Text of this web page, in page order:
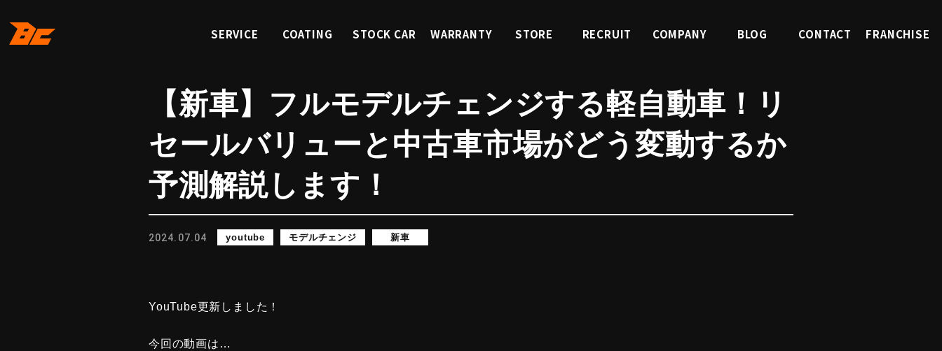
SERVICE
COATING
STOCK CAR
WARRANTY
STORE
RECRUIT
COMPANY
BLOG
CONTACT
FRANCHISE
【新車】フルモデルチェンジする軽自動車！リ
セールバリューと中古車市場がどう変動するか
予測解説します！
2024.07.04 youtube モデルチェンジ 新車
YouTube更新しました！
今回の動画は…